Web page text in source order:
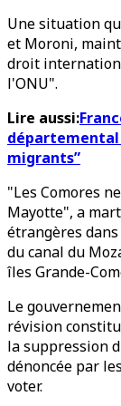
Une situation
et Moroni,
droit
l'ONU".
Lire aussi:
départemental
migrants”
"Les Comores
Mayotte", a
étrangères
du canal du
îles Grande-
Le
révision
la suppression
dénoncée par
voter.